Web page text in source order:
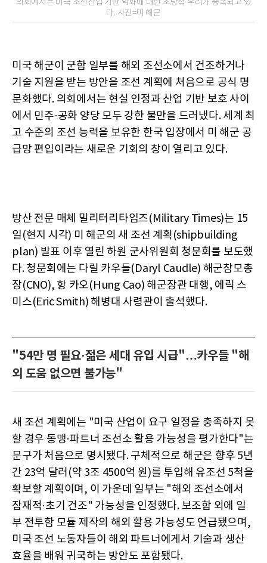
의회에서는 미국 조선산업 기반 약화에 대한 초당적 우려가 증폭되고 있
다. 사진=미 해군
미국 해군이 군함 일부를 해외 조선소에서 건조하거나
기술 지원을 받는 방안을 조선 계획에 처음으로 공식 명
문화했다. 의회에서는 현실 인정과 산업 기반 보호 사이
에서 민주·공화 양당 모두 강한 불만을 드러냈다. 세계 최
고 수준의 조선 능력을 보유한 한국 입장에서 미 해군 공
급망 편입이라는 새로운 기회의 창이 열리고 있다.
방산 전문 매체 밀리터리타임즈(Military Times)는 15
일(현지 시각) 미 해군의 새 조선 계획(shipbuilding
plan) 발표 이후 열린 하원 군사위원회 청문회를 보도했
다. 청문회에는 다릴 카우들(Daryl Caudle) 해군참모총
장(CNO), 항 카오(Hung Cao) 해군장관 대행, 에릭 스
미스(Eric Smith) 해병대 사령관이 출석했다.
"54만 명 필요·젊은 세대 유입 시급"…카우들 "해
외 도움 없으면 불가능"
새 조선 계획에는 "미국 산업이 요구 일정을 충족하지 못
할 경우 동맹·파트너 조선소 활용 가능성을 평가한다"는
문구가 처음으로 명시됐다. 구체적으로 해군은 향후 5년
간 23억 달러(약 3조 4500억 원)를 투입해 유조선 5척을
확보할 계획이며, 이 가운데 일부는 "해외 조선소에서
잠재적·초기 건조" 가능성을 인정했다. 보조함 외에 일
부 전투함 모듈 제작의 해외 활용 가능성도 언급됐으며,
미국 조선 노동자들이 해외 파트너에게서 기술과 생산
효율을 배워 귀국하는 방안도 포함됐다.